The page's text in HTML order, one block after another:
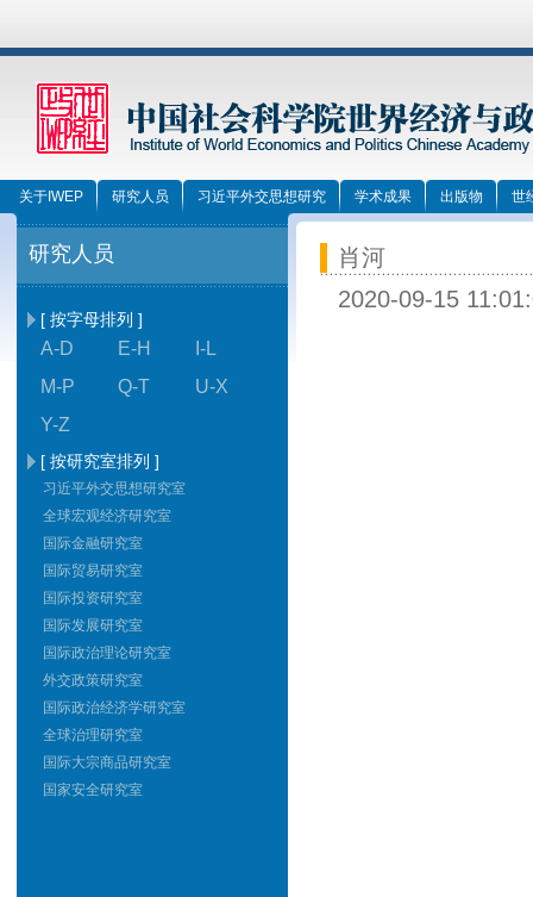
关于IWEP 研究人员 习近平外交思想研究 学术成果 出版物 世
研究人员
[ 按字母排列 ]
A-D E-H
I-L
M-P
Q-T
U-X
Y-Z
[ 按研究室排列 ]
习近平外交思想研究室
全球宏观经济研究室
国际金融研究室
国际贸易研究室
国际投资研究室
国际发展研究室
国际政治理论研究室
外交政策研究室
国际政治经济学研究室
全球治理研究室
国际大宗商品研究室
国家安全研究室
肖河
2020-09-15